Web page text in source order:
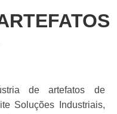
de artefatos de
Soluções Industriais,